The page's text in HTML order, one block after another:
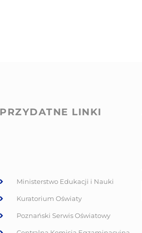
PRZYDATNE LINKI
Ministerstwo Edukacji i Nauki
Kuratorium Oświaty
Poznański Serwis Oświatowy